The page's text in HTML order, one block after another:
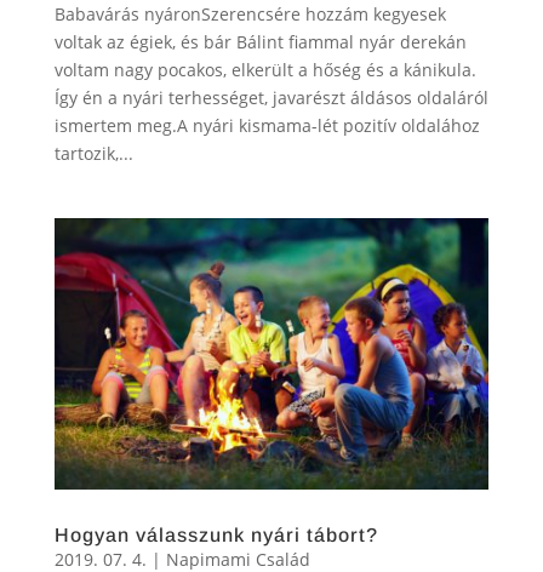
Babavárás nyáronSzerencsére hozzám kegyesek
voltak az égiek, és bár Bálint fiammal nyár derekán
voltam nagy pocakos, elkerült a hőség és a kánikula.
Így én a nyári terhességet, javarészt áldásos oldaláról
ismertem meg.A nyári kismama-lét pozitív oldalához
tartozik,...
Hogyan válasszunk nyári tábort?
2019. 07. 4. | Napimami Család